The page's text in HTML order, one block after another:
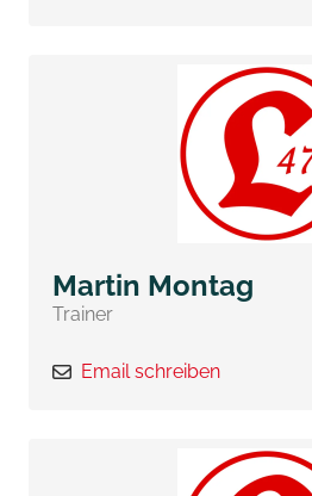
Martin Montag
Trainer
Email schreiben